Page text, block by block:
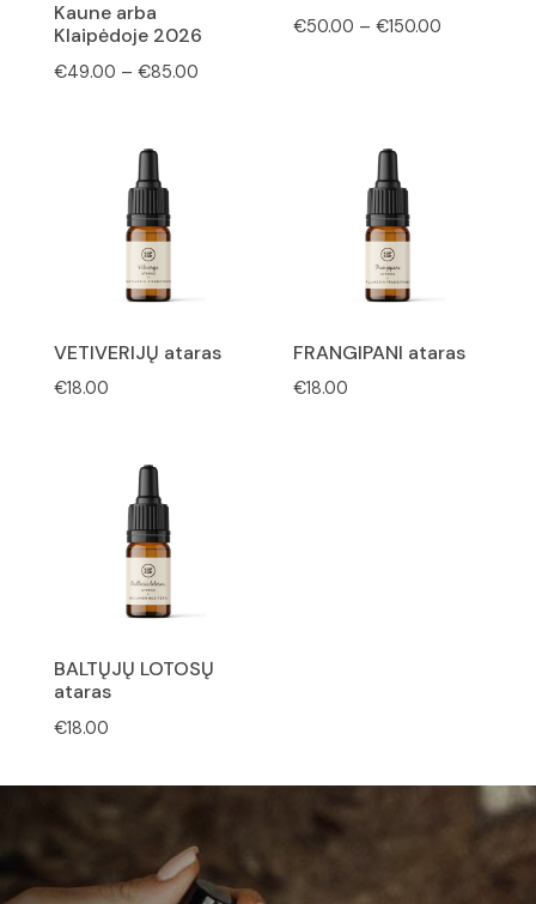
Kaune arba
Klaipėdoje 2026
€49.00 – €85.00
€50.00 – €150.00
VETIVERIJŲ ataras
€18.00
FRANGIPANI ataras
€18.00
BALTŲJŲ LOTOSŲ
ataras
€18.00